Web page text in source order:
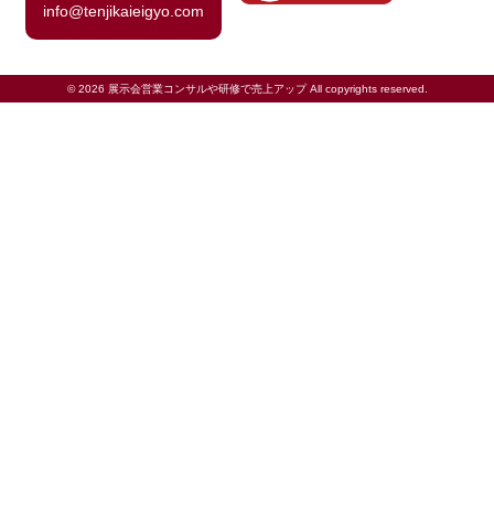
info@tenjikaieigyo.com
© 2026 展示会営業コンサルや研修で売上アップ All copyrights reserved.